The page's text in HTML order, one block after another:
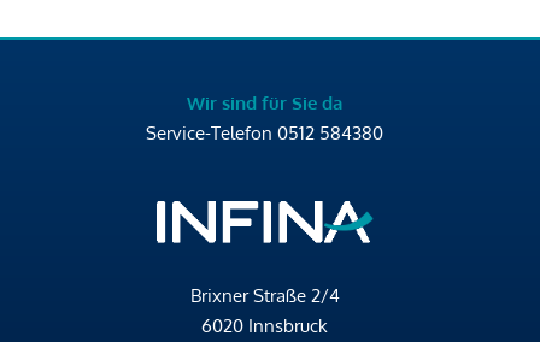
Wir sind für Sie da
Service-Telefon 0512 584380
Brixner Straße 2/4
6020 Innsbruck